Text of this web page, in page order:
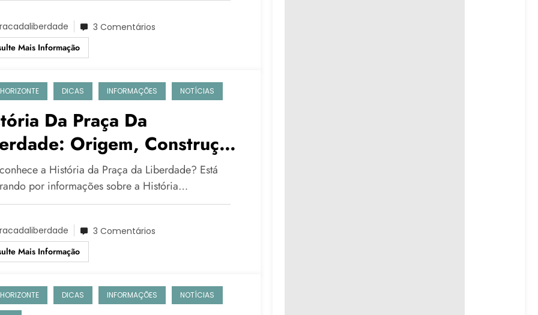
3 Comentários
Mais Informação
DICAS INFORMAÇÕES NOTÍCIAS
Da Praça Da
Origem, Construção
a História da Praça da Liberdade? Está
por informações sobre a História…
3 Comentários
Mais Informação
DICAS INFORMAÇÕES NOTÍCIAS